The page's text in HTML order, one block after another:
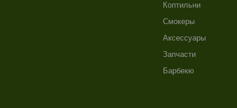
Коптильни
Смокеры
Аксессуары
Запчасти
Барбекю